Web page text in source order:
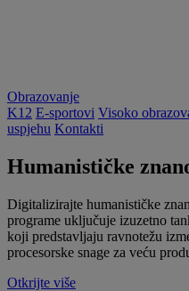
Obrazovanje
K12 E-sportovi Visoko
uspjehu Kontakti
Humanističke
Digitalizirajte humanističke
programe uključuje izuzetno
koji predstavljaju ravnotežu
procesorske snage za veću
Otkrijte više